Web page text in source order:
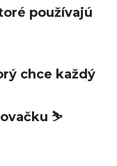
používajú
chce každý
⛷️